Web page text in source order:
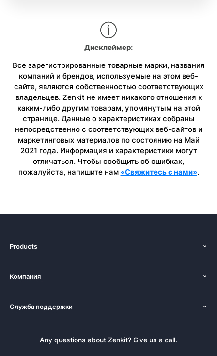
Дисклеймер:
Все зарегистрированные товарные марки, названия
компаний и брендов, используемые на этом веб-
сайте, являются собственностью соответствующих
владельцев. Zenkit не имеет никакого отношения к
каким-либо другим товарам, упомянутым на этой
странице. Данные о характеристиках собраны
непосредственно с соответствующих веб-сайтов и
маркетинговых материалов по состоянию на Май
2021 года. Информация и характеристики могут
отличаться. Чтобы сообщить об ошибках,
пожалуйста, напишите нам «Свяжитесь с нами».
Products
Тарифы
Альтернативы
Пробный период
Компания
Новости
Служба поддержки
РассылкаAny questions about Zenkit? Give us a call.